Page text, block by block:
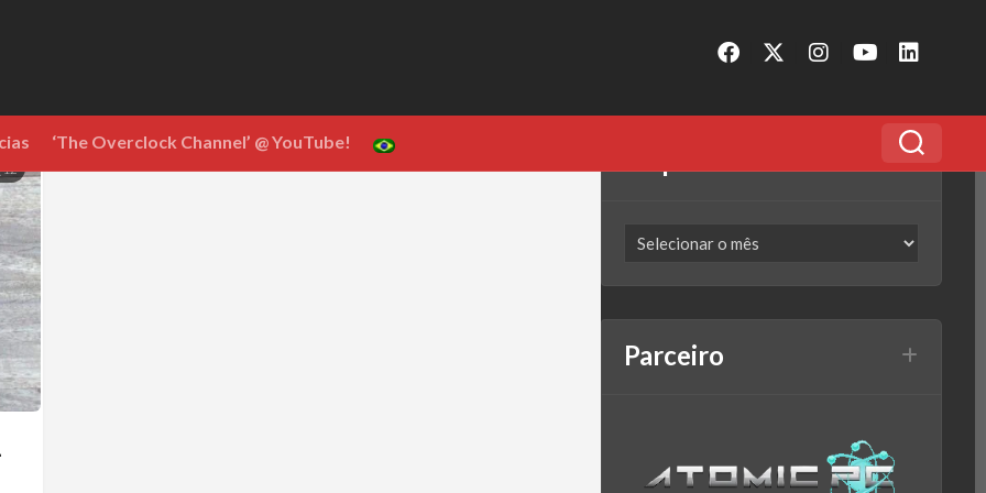
‘The Overclock Channel’ @ YouTube!
12
Parceiro